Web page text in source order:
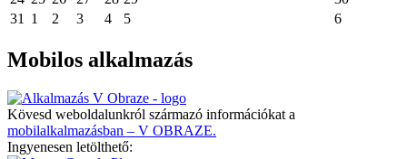
31
1 2 3 4 5 6
Mobilos alkalmazás
Kövesd weboldalunkról származó információkat a
mobilalkalmazásban – V OBRAZE.
Ingyenesen letölthető: